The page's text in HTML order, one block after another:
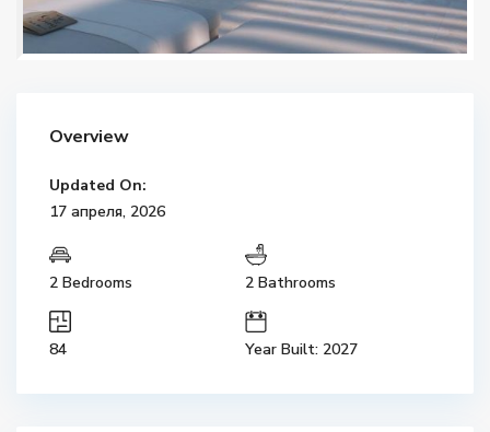
Overview
Updated On:
17 апреля, 2026
2 Bedrooms 2 Bathrooms
84 Year Built: 2027